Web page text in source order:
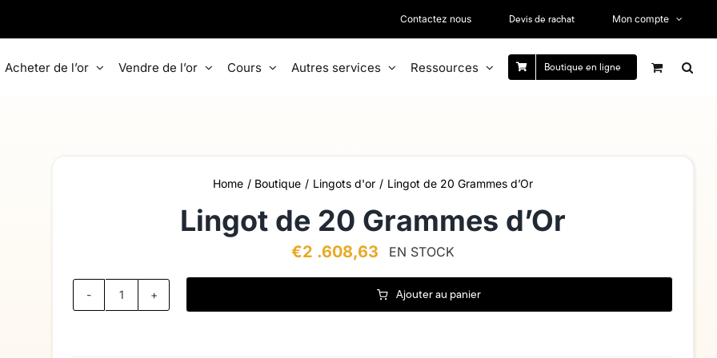
Contactez nous Devis de rachat Mon compte
Acheter de l’or Vendre de l’or Cours Autres services Ressources Boutique en ligne
Home Boutique Lingots d'or Lingot de 20 Grammes d’Or
Lingot de 20 Grammes d’Or
€2 .608,63 EN STOCK
quantité
de
Ajouter au panier